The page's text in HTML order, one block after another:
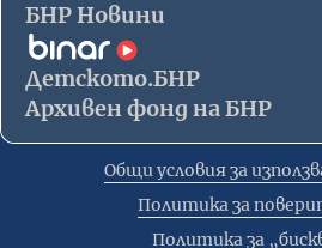
БНР Новини
Детското.БНР
Архивен фонд на БНР
Общи условия за
Политика за
Политика за